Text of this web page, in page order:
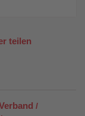
teilen